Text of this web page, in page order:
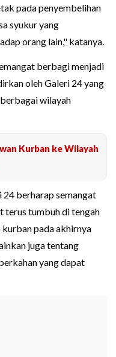
pada penyembelihan
syukur yang
orang lain," katanya.
berbagi menjadi
oleh Galeri 24 yang
wilayah
Kurban ke Wilayah
berharap semangat
terus tumbuh di tengah
kurban pada akhirnya
juga tentang
yang dapat